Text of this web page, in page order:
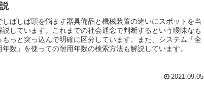
しばしば頭を悩ます器具備品と機械装置の違いにスポットを当
説しています。これまでの社会通念で判断するという曖昧なも
もっと突っ込んで明確に区分しています。また、システム「全
年数」を使っての耐用年数の検索方法も解説しています。
2021.09.05